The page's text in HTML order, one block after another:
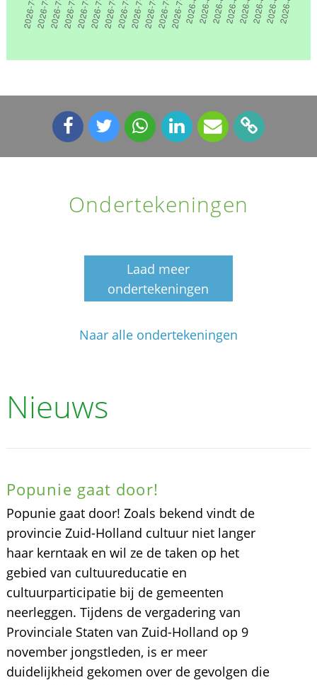
Ondertekeningen
Laad meer
ondertekeningen
Naar alle ondertekeningen
Nieuws
Popunie gaat door!
Popunie gaat door! Zoals bekend vindt de
provincie Zuid-Holland cultuur niet langer
haar kerntaak en wil ze de taken op het
gebied van cultuureducatie en
cultuurparticipatie bij de gemeenten
neerleggen. Tijdens de vergadering van
Provinciale Staten van Zuid-Holland op 9
november jongstleden, is er meer
duidelijkheid gekomen over de gevolgen die